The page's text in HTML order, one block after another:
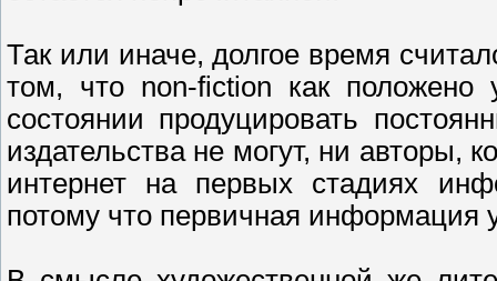
Так или иначе, долгое время
том, что non-fiction как
состоянии продуцировать
издательства не могут, ни авторы,
интернет на первых стадиях
потому что первичная информация